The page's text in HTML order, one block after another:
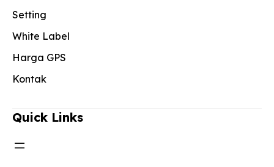
Setting
White Label
Harga GPS
Kontak
Quick Links